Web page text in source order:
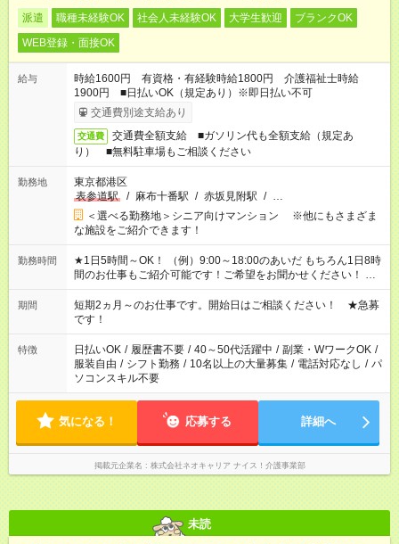
派遣 職種未経験OK 社会人未経験OK 大学生歓迎
ブランクOK
WEB登録・面接OK
給与
時給1600円 有資格・有経験時給1800円 介護福祉士時給
1900円 ■日払いOK（規定あり）※即日払い不可
交通費別途支給あり
交通費
交通費全額支給 ■ガソリン代も全額支給（規定あ
り） ■無料駐車場もご相談ください
勤務地
東京都港区
表参道駅
/ 麻布十番駅 / 赤坂見附駅 / …
＜選べる勤務地＞シニア向けマンション ※他にもさまざま
な施設をご紹介できます！
勤務時間
★1日5時間～OK！ （例）9:00～18:00のあいだ もちろん1日8時
間のお仕事もご紹介可能です！ご希望をお聞かせください！ ★
家庭の都合でお休みが必要な場合も遠慮なくご相談ください。
※週最低15時間以上の勤務が必要です
期間
短期2ヵ月～のお仕事です。開始日はご相談ください！ ★急募
です！
特徴 日払いOK / 履歴書不要 / 40～50代活躍中 / 副業・WワークOK /
服装自由 / シフト勤務 / 10名以上の大量募集 / 電話対応なし / パ
ソコンスキル不要
気になる！ 応募する 詳細へ
掲載元企業名 株式会社ネオキャリア ナイス！介護事業部
未読